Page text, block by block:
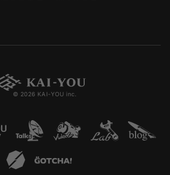
© 2026 KAI-YOU inc.